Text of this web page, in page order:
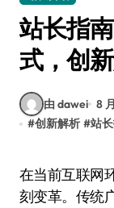
站长指
式，创
由 dawei 8
#创新解析 #站
在当前互联网环境下，网站的盈利模式正在经历深
刻变革。传统